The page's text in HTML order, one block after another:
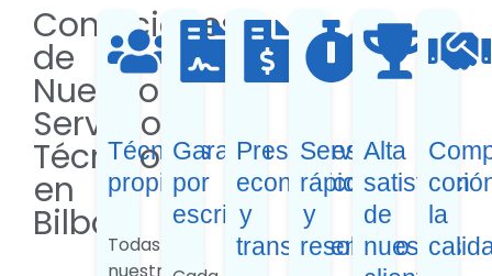
Condiciones
de
Nuestro
Servicio
Técnico
en
Bilbao
Técnicos
propios
Todas
nuestras
Garantía
por
escrito
Presupuestos
económicos
y
transparentes
Servicio
rápido
y
resolutivo
Alta
de
nuestros
con
la